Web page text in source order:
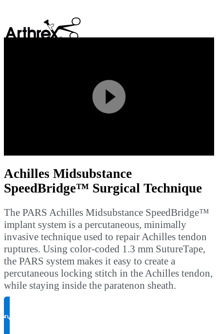
Play
Video
Achilles Midsubstance
SpeedBridge™ Surgical Technique
The PARS Achilles Midsubstance SpeedBridge™
implant system is a percutaneous, minimally
invasive technique used to repair Achilles tendon
ruptures. Using color-coded 1.3 mm SutureTape,
the PARS system makes it easy to create a
percutaneous locking stitch in the Achilles tendon,
while staying inside the paratenon sheath.
Produktinformationen anfragen